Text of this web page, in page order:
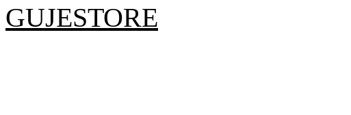
GUJESTORE